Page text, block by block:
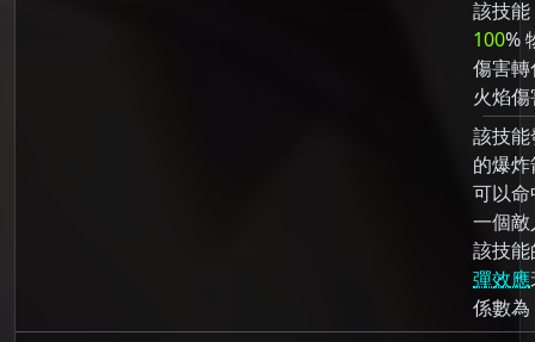
該技能
100%
傷害
火焰
該技
的爆
可以
一個敵
該技能
彈效應
係數為